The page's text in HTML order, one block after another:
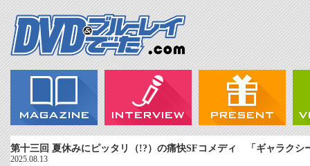
第十三回 夏休みにピッタリ（!?）の痛快SFコメディ 「ギャラク
2025.08.13